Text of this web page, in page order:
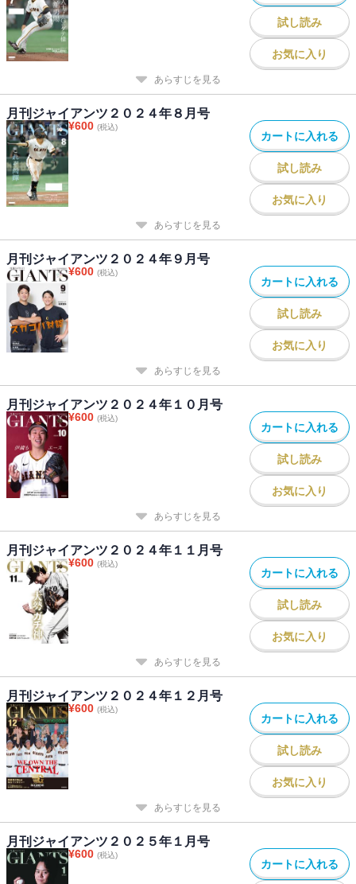
試し読み
お気に入り
あらすじを見る
月刊ジャイアンツ２０２４年８月号
¥600 (税込)
カートに入れる
試し読み
お気に入り
あらすじを見る
月刊ジャイアンツ２０２４年９月号
¥600 (税込)
カートに入れる
試し読み
お気に入り
あらすじを見る
月刊ジャイアンツ２０２４年１０月号
¥600 (税込)
カートに入れる
試し読み
お気に入り
あらすじを見る
月刊ジャイアンツ２０２４年１１月号
¥600 (税込)
カートに入れる
試し読み
お気に入り
あらすじを見る
月刊ジャイアンツ２０２４年１２月号
¥600 (税込)
カートに入れる
試し読み
お気に入り
あらすじを見る
月刊ジャイアンツ２０２５年１月号
¥600 (税込)
カートに入れる